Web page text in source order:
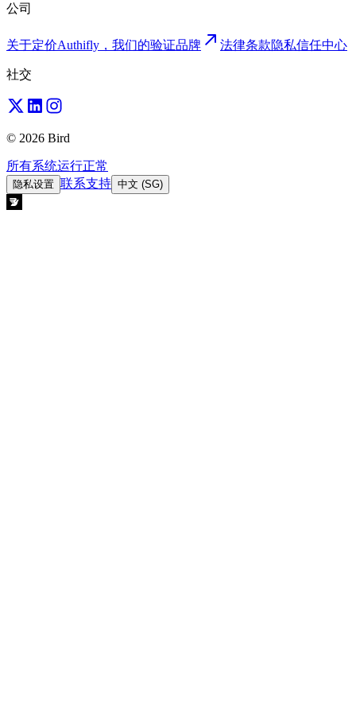
公司
关于定价Authifly，我们的验证品牌 法律条款隐私信任中心
社交
© 2026 Bird
所有系统运行正常
隐私设置 联系支持 中文 (SG)